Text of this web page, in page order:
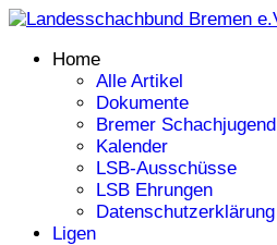
Home
Alle Artikel
Dokumente
Bremer Schachjugend
Kalender
LSB-Ausschüsse
LSB Ehrungen
Datenschutzerklärung
Ligen